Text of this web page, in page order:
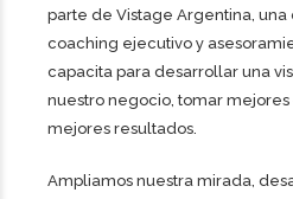
parte de Vistage Argentina,
coaching ejecutivo y
capacita para desarrollar una
nuestro negocio, tomar
mejores resultados.
Ampliamos nuestra mirada,